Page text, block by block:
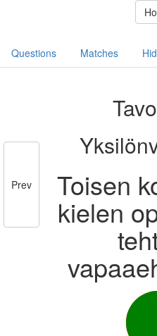
Questions Matches
Prev Toisen
kielen